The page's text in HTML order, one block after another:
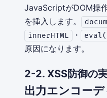
JavaScriptがDOM操
を挿入します。
innerHTML ・
原因になります。
2-2. XSS防御の
出力エンコー